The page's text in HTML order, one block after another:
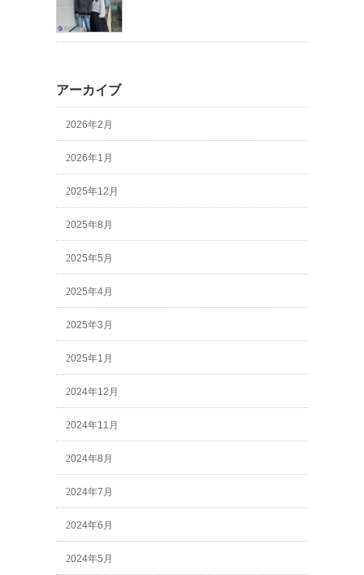
アーカイブ
2026年2月
2026年1月
2025年12月
2025年8月
2025年5月
2025年4月
2025年3月
2025年1月
2024年12月
2024年11月
2024年8月
2024年7月
2024年6月
2024年5月